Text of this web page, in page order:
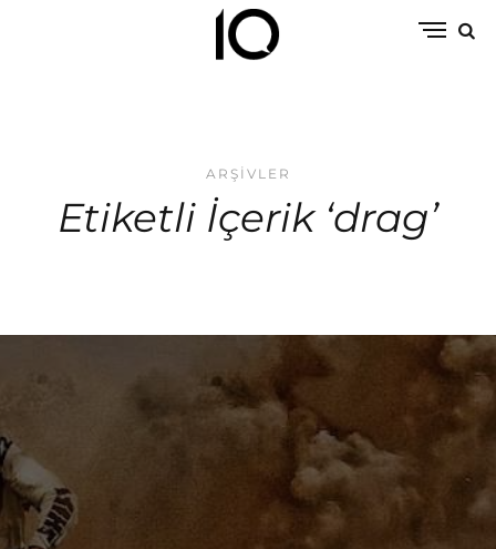
ARŞIVLER
Etiketli İçerik ‘drag’